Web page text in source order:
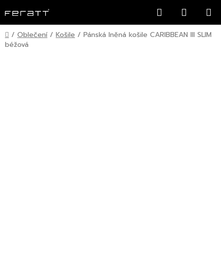
na
obsah
Hledat
KOŠÍK
Domů
/ Oblečení / Košile / Pánská lněná košile CARIBBEAN III SLIM
béžová